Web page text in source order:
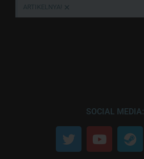
ARTIKELNYA! ×
SOCIAL MEDIA: